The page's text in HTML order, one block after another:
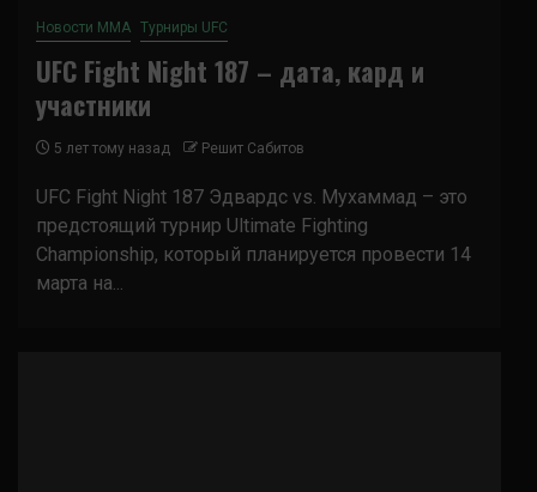
Новости ММА Турниры UFC
UFC Fight Night 187 – дата, кард и
участники
5 лет тому назад Решит Сабитов
UFC Fight Night 187 Эдвардс vs. Мухаммад – это
предстоящий турнир Ultimate Fighting
Championship, который планируется провести 14
марта на...